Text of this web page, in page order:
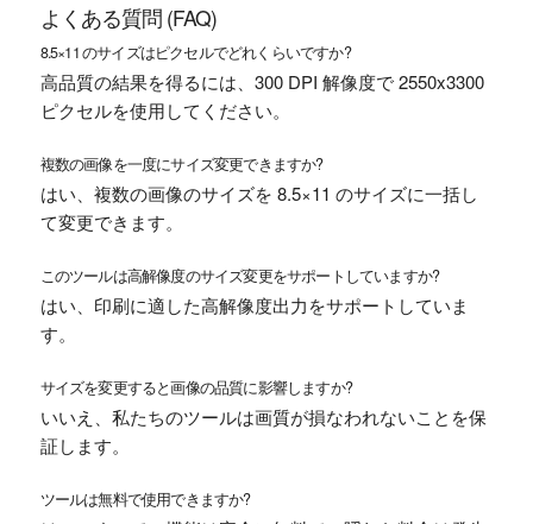
よくある質問 (FAQ)
8.5×11 のサイズはピクセルでどれくらいですか?
高品質の結果を得るには、300 DPI 解像度で 2550x3300
ピクセルを使用してください。
複数の画像を一度にサイズ変更できますか?
はい、複数の画像のサイズを 8.5×11 のサイズに一括し
て変更できます。
このツールは高解像度のサイズ変更をサポートしていますか?
はい、印刷に適した高解像度出力をサポートしていま
す。
サイズを変更すると画像の品質に影響しますか?
いいえ、私たちのツールは画質が損なわれないことを保
証します。
ツールは無料で使用できますか?